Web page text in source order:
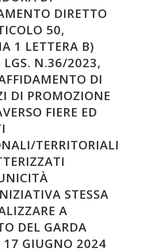
DIRETTO
50,
1 LETTERA B)
LGS. N.36/2023,
DI
DI PROMOZIONE
FIERE ED
TERRITORIALI
STESSA
A
DEL GARDA
17 GIUGNO 2024